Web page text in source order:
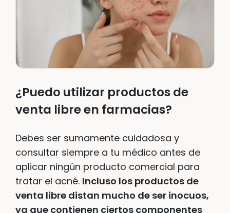
¿Puedo utilizar productos de
venta libre en farmacias?
Debes ser sumamente cuidadosa y
consultar siempre a tu médico antes de
aplicar ningún producto comercial para
tratar el acné. Incluso los productos de
venta libre distan mucho de ser inocuos,
ya que contienen ciertos componentes